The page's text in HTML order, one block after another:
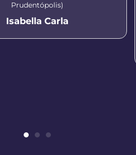
Prudentópolis)
Isabella Carla